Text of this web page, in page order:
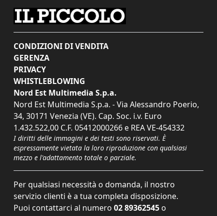
CONDIZIONI DI VENDITA
GERENZA
PRIVACY
WHISTLEBLOWING
Nord Est Multimedia S.p.a.
Nord Est Multimedia S.p.a. - Via Alessandro Poerio,
34, 30171 Venezia (VE). Cap. Soc. i.v. Euro
1.432.522,00 C.F. 05412000266 e REA VE-454332
I diritti delle immagini e dei testi sono riservati. È
espressamente vietata la loro riproduzione con qualsiasi
mezzo e l'adattamento totale o parziale.
Per qualsiasi necessità o domanda, il nostro
servizio clienti è a tua completa disposizione.
Puoi contattarci al numero 02 89362545 o